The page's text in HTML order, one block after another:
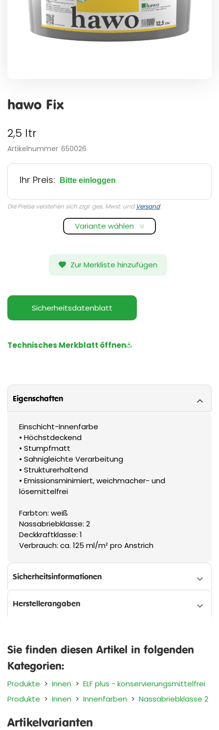
der
hawo Fix
2,5 ltr
Artikelnummer 650026
Ihr Preis: Bitte einloggen
Die Preise verstehen sich zzgl. ges. Mwst. und Versand.
Variante wählen
Zur Merkliste hinzufügen
Sicherheitsdatenblatt
Technisches Merkblatt öffnen
Eigenschaften
Einschicht-Innenfarbe
• Höchstdeckend
• Stumpfmatt
• Sahnigleichte Verarbeitung
• Strukturerhaltend
• Emissionsminimiert, weichmacher- und
lösemittelfrei
Farbton: weiß
Nassabriebklasse: 2
Deckkraftklasse: 1
Verbrauch: ca. 125 ml/m² pro Anstrich
Sicherheitsinformationen
Herstellerangaben
Sie finden diesen Artikel in folgenden
Kategorien:
Produkte > Innen > ELF plus - konservierungsmittelfrei
Produkte > Innen > Innenfarben > Nassabriebklasse 2
Artikelvarianten